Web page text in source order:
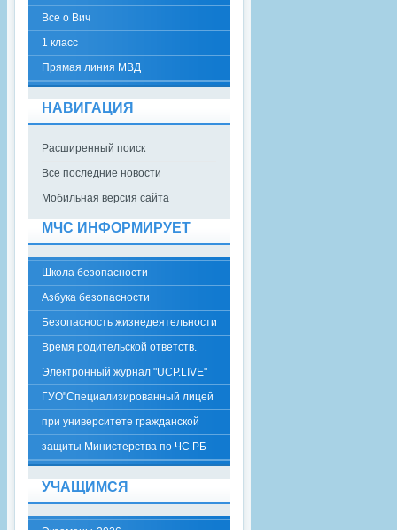
Все о Вич
1 класс
Прямая линия МВД
НАВИГАЦИЯ
Расширенный поиск
Все последние новости
Мобильная версия сайта
МЧС ИНФОРМИРУЕТ
Школа безопасности
Азбука безопасности
Безопасность жизнедеятельности
Время родительской ответств.
Электронный журнал "UCP.LIVE"
ГУО"Специализированный лицей
при университете гражданской
защиты Министерства по ЧС РБ
УЧАЩИМСЯ